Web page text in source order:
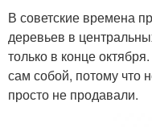
В советские времена
деревьев в
только в конце
сам собой, потому что
просто не продавали.